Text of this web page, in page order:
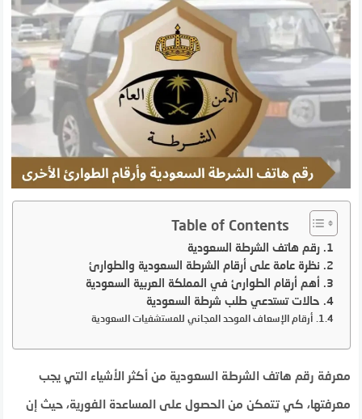
Table of Contents
رقم هاتف الشرطة السعودية
نظرة عامة على أرقام الشرطة السعودية والطوارئ
أهم أرقام الطوارئ في المملكة العربية السعودية
حالات تستدعي طلب شرطة السعودية
أرقام الإسعاف الموحد المجاني للمستشفيات السعودية
معرفة رقم هاتف الشرطة السعودية من أكثر الأشياء التي يجب
معرفتها، كي تتمكن من الحصول على المساعدة الفورية، حيث إن